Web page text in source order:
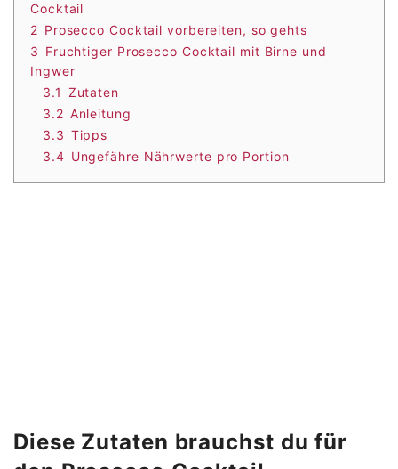
Cocktail
2 Prosecco Cocktail vorbereiten, so gehts
3 Fruchtiger Prosecco Cocktail mit Birne und
Ingwer
3.1 Zutaten
3.2 Anleitung
3.3 Tipps
3.4 Ungefähre Nährwerte pro Portion
Diese Zutaten brauchst du für